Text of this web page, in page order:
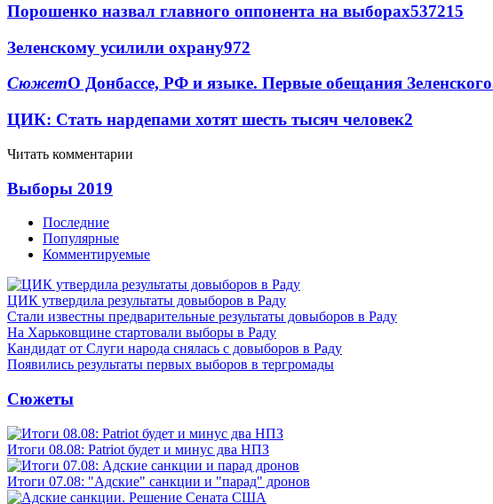
Порошенко назвал главного оппонента на выборах537215
Зеленскому усилили охрану972
СюжетО Донбассе, РФ и языке. Первые обещания Зеленского
ЦИК: Стать нардепами хотят шесть тысяч человек2
Читать комментарии
Выборы 2019
Последние
Популярные
Комментируемые
ЦИК утвердила результаты довыборов в Раду
Стали известны предварительные результаты довыборов в Раду
На Харьковщине стартовали выборы в Раду
Кандидат от Слуги народа снялась с довыборов в Раду
Появились результаты первых выборов в тергромады
Сюжеты
Итоги 08.08: Patriot будет и минус два НПЗ
Итоги 07.08: "Адские" санкции и "парад" дронов